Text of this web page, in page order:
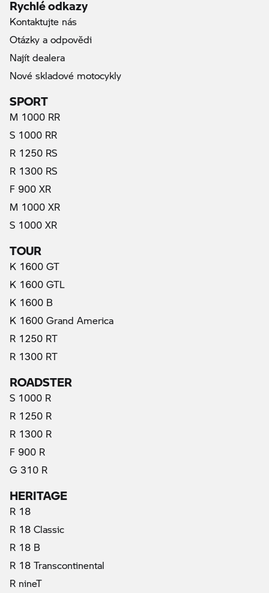
Kontaktujte nás
Otázky a odpovědi
Najít dealera
Nové skladové motocykly
SPORT
M 1000 RR
S 1000 RR
R 1250 RS
R 1300 RS
F 900 XR
M 1000 XR
S 1000 XR
TOUR
K 1600 GT
K 1600 GTL
K 1600 B
K 1600 Grand America
R 1250 RT
R 1300 RT
ROADSTER
S 1000 R
R 1250 R
R 1300 R
F 900 R
G 310 R
HERITAGE
R 18
R 18 Classic
R 18 B
R 18 Transcontinental
R nineT